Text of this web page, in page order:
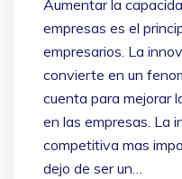
Aumentar la
empresas es el
empresarios. La
convierte en un
cuenta para mejorar
en las empresas. La
competitiva mas
dejo de ser un…